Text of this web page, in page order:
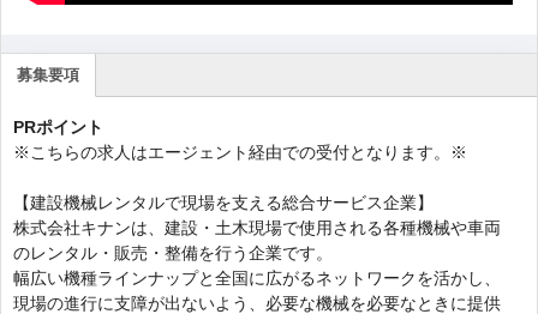
募集要項
ク
テ
な
タ
ブ)
PRポイント
※こちらの求人はエージェント経由での受付となります。※
【建設機械レンタルで現場を支える総合サービス企業】
株式会社キナンは、建設・土木現場で使用される各種機械や車両
のレンタル・販売・整備を行う企業です。
幅広い機種ラインナップと全国に広がるネットワークを活かし、
現場の進行に支障が出ないよう、必要な機械を必要なときに提供